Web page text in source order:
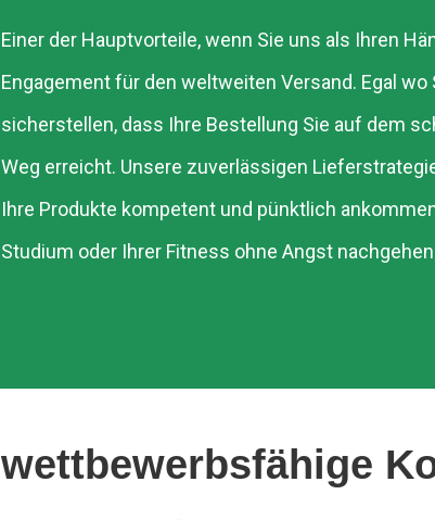
Einer der Hauptvorteile, wenn Sie uns als Ihren
Engagement für den weltweiten Versand. Egal wo
sicherstellen, dass Ihre Bestellung Sie auf dem
Weg erreicht. Unsere zuverlässigen
Ihre Produkte kompetent und pünktlich
Studium oder Ihrer Fitness ohne Angst
wettbewerbsfähige